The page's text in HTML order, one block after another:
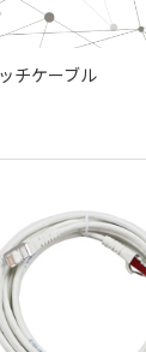
チケーブル